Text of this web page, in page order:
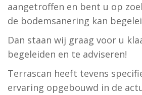
aangetroffen en bent u op
de bodemsanering kan
Dan staan wij graag voor u
begeleiden en te adviseren!
Terrascan heeft tevens
ervaring opgebouwd in de